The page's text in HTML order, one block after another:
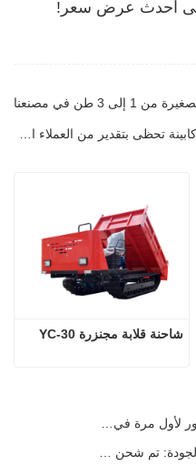
على أحدث عرض سعر!
طن في مصنعنا
شاحنة قلابة مجنزرة YC-30
تسليم فعال، شاهد على الجودة: تم شحن 14 حفارة صغيرة بوزن 1.8 طن بنجاح!